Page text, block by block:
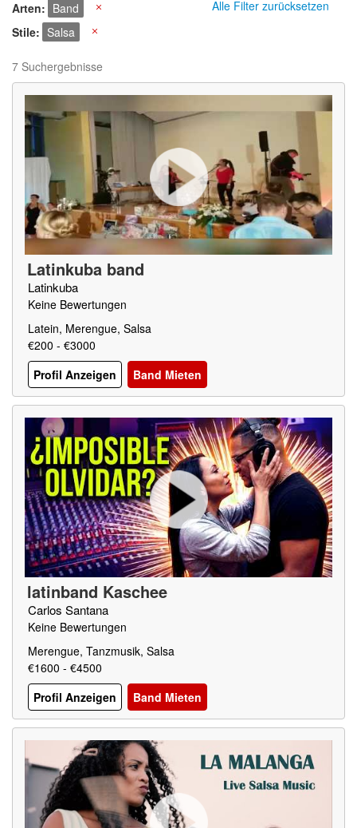
Alle Filter zurücksetzen
Arten Band
Stile
Salsa
7 Suchergebnisse
Latinkuba band
Latinkuba
Keine Bewertungen
Latein, Merengue, Salsa
€200 - €3000
Profil Anzeigen
Band Mieten
latinband Kaschee
Carlos Santana
Keine Bewertungen
Merengue, Tanzmusik, Salsa
€1600 - €4500
Profil Anzeigen
Band Mieten